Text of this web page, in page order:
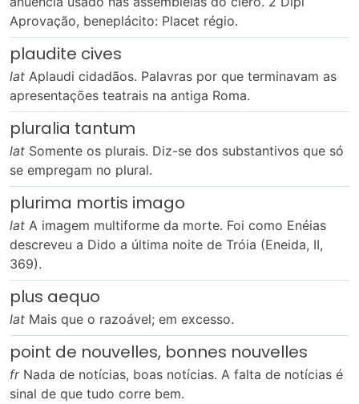
Aprovação, beneplácito: Placet régio.
plaudite cives
lat Aplaudi cidadãos. Palavras por que terminavam as
apresentações teatrais na antiga Roma.
pluralia tantum
lat Somente os plurais. Diz-se dos substantivos que só
se empregam no plural.
plurima mortis imago
lat A imagem multiforme da morte. Foi como Enéias
descreveu a Dido a última noite de Tróia (Eneida, II,
369).
plus aequo
lat Mais que o razoável; em excesso.
point de nouvelles, bonnes nouvelles
frNada de notícias, boas notícias. A falta de notícias é
sinal de que tudo corre bem.